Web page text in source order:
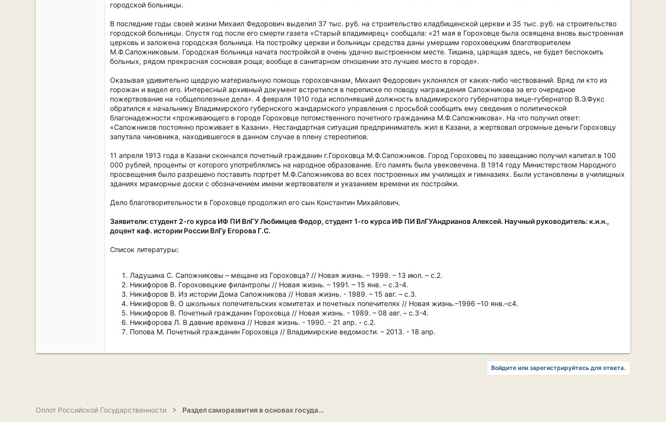
городской больницы.
В последние годы своей жизни Михаил Федорович выделил 37 тыс. руб. на строительство кладбищенской церкви и 35 тыс. руб. на строительство
городской больницы. Спустя год после его смерти газета «Старый владимирец» сообщала: «21 мая в Гороховце была освящена вновь выстроенная
церковь и заложена городская больница. На постройку церкви и больницы средства даны умершим гороховецким благотворителем
М.Ф.Сапожниковым. Городская больница начата постройкой в очень удачно выстроенном месте. Тишина, царящая здесь, не будет беспокоить
больных, рядом прекрасная сосновая роща; вообще в санитарном отношении это лучшее место в городе».
Оказывая удивительно щедрую материальную помощь гороховчанам, Михаил Федорович уклонялся от каких-либо чествований. Вряд ли кто из
горожан и видел его. Интересный архивный документ встретился в переписке по поводу награждения Сапожникова за его очередное
пожертвование на «общеполезные дела». 4 февраля 1910 года исполнявший должность владимирского губернатора вице-губернатор В.Э.Фукс
обратился к начальнику Владимирского губернского жандармского управления с просьбой сообщить ему сведения о политической
благонадежности «проживающего в городе Гороховце потомственного почетного гражданина М.Ф.Сапожникова». На что получил ответ:
«Сапожников постоянно проживает в Казани». Нестандартная ситуация предприниматель жил в Казани, а жертвовал огромные деньги Гороховцу
запутала чиновника, находившегося в данном случае в плену стереотипов.
11 апреля 1913 года в Казани скончался почетный гражданин г.Гороховца М.Ф.Сапожников. Город Гороховец по завещанию получил капитал в 100
000 рублей, проценты от которого употреблялись на народное образование. Его память была увековечена. В 1914 году Министерством Народного
просвещения было разрешено поставить портрет М.Ф.Сапожникова во всех построенных им училищах и гимназиях. Были установлены в училищных
зданиях мраморные доски с обозначением имени жертвователя и указанием времени их постройки.
Дело благотворительности в Гороховце продолжил его сын Константин Михайлович.
Заявители: студент 2-го курса ИФ ПИ ВлГУ Любимцев Федор, студент 1-го курса ИФ ПИ ВлГУАндрианов Алексей. Научный руководитель: к.и.н.,
доцент каф. истории России ВлГу Егорова Г.С.
Список литературы:
Ладушина С. Сапожниковы – мещане из Гороховца? // Новая жизнь. – 1999. – 13 июл. – с.2.
Никифоров В. Гороховецкие филантропы // Новая жизнь. – 1991. – 15 янв. – с.3-4.
Никифоров В. Из истории Дома Сапожникова // Новая жизнь. - 1989. – 15 авг. – с.3.
Никифоров В. О школьных попечительских комитетах и почетных попечителях // Новая жизнь.–1996 –10 янв.–с4.
Никифоров В. Почетный гражданин Гороховца // Новая жизнь. - 1989. – 08 авг. – с.3-4.
Никифорова Л. В давние времена // Новая жизнь. - 1990. - 21 апр. - с.2.
Попова М. Почетный гражданин Гороховца // Владимирские ведомости. – 2013. - 18 апр.
Войдите или зарегистрируйтесь для ответа.
Оплот Российской Государственности Раздел саморазвития в основах государственности